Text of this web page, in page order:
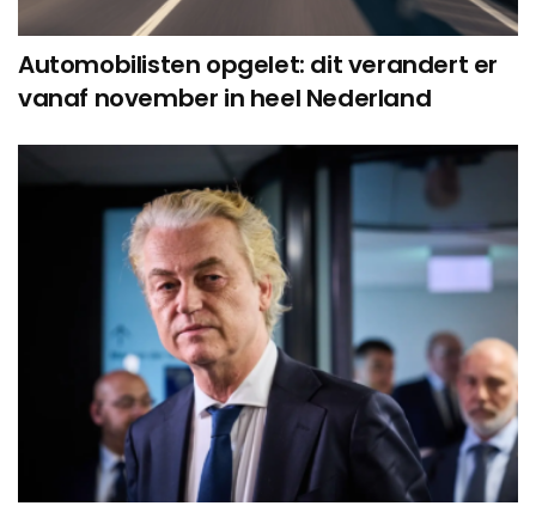
Automobilisten opgelet: dit verandert er
vanaf november in heel Nederland